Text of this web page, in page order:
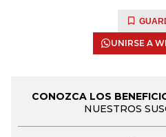
UNIRSE A
CONOZCA LOS
NUESTROS